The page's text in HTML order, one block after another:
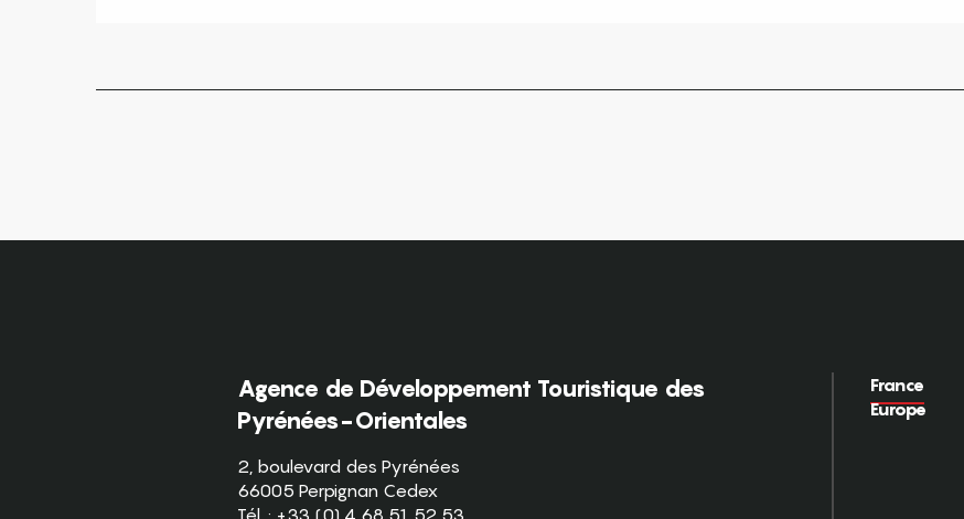
Agence de Développement Touristique des
Pyrénées-Orientales
2, boulevard des Pyrénées
66005 Perpignan Cedex
Tél. : +33 (0) 4 68 51 52 53
France
Europe